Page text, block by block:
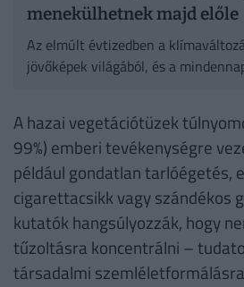
menekülhetnek majd előle
Az elmúlt évtizedben a
jövőképek világából, és a
A hazai vegetációtüzek
99%) emberi tevékenységre
például gondatlan tarlóégetés,
cigarettacsikk vagy szándékos
kutatók hangsúlyozzák, hogy
tűzoltásra koncentrálni –
társadalmi